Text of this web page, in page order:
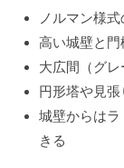
ノルマン様
高い城壁と門
大広間（グ
円形塔や見張
城壁からは
きる